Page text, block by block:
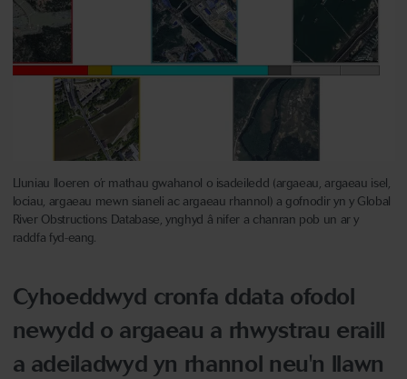
Lluniau lloeren o’r mathau gwahanol o isadeiledd (argaeau, argaeau isel,
lociau, argaeau mewn sianeli ac argaeau rhannol) a gofnodir yn y Global
River Obstructions Database, ynghyd â nifer a chanran pob un ar y
raddfa fyd-eang.
Cyhoeddwyd cronfa ddata ofodol
newydd o argaeau a rhwystrau eraill
a adeiladwyd yn rhannol neu'n llawn